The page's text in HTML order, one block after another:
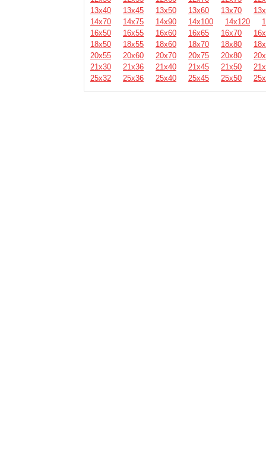
13х40
13х45 13х50 13х60 13х70
14х70
14х75 14х90 14х100 14х120
16х50
16х55 16х60 16х65 16х70
18х50
18х55 18х60 18х70 18х80
20х55
20х60 20х70 20х75 20х80
21х30
21х36 21х40 21х45 21х50
25х32
25х36 25х40 25х45 25х50